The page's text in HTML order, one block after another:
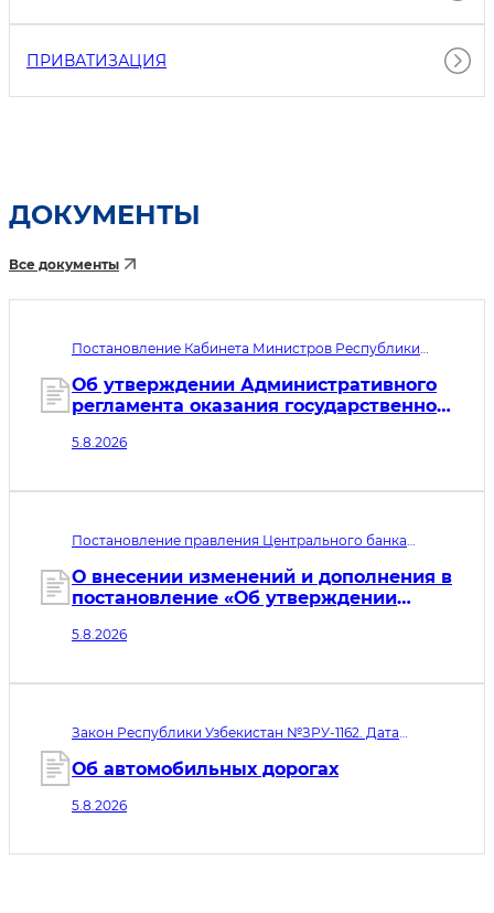
ПРИВАТИЗАЦИЯ
ДОКУМЕНТЫ
Все документы
Постановление Кабинета Министров Республики
вступления в силу 01.10.2026
Об утверждении Административного
регламента оказания государственной
перевозку грузов во внутреннем
транспортом
5.8.2026
Постановление правления Центрального банка
принятия 05.08.2026. Дата вступления в силу
06.08.2026
О внесении изменений и дополнения в
постановление «Об утверждении
информационной безопасности
ломбардов и ипотечных
5.8.2026
Закон Республики Узбекистан №ЗРУ-1162. Дата
06.08.2026
Об автомобильных дорогах
5.8.2026